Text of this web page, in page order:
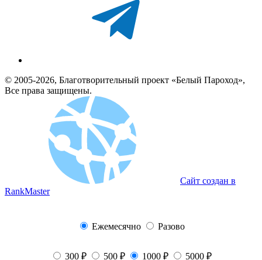
© 2005-2026, Благотворительный проект «Белый Пароход»,
Все права защищены.
Сайт создан в
RankMaster
Ежемесячно Разово
300 ₽ 500 ₽ 1000 ₽ 5000 ₽